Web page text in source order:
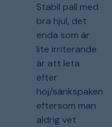
Stabil pall med
bra hjul, det
enda som är
lite irriterande
är att leta
efter
höj/sänkspaken
eftersom man
aldrig vet